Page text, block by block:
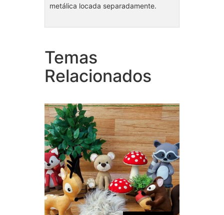
metálica locada separadamente.
Temas
Relacionados
Coleção Bosque unissex